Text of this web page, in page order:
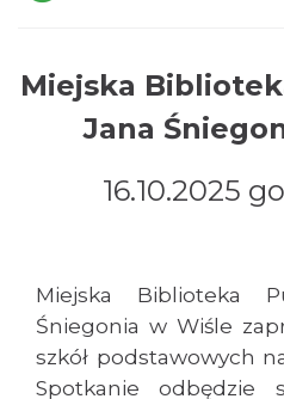
Muzeum Beskidzkim
Miejska
Jana
16.10.2025
Miejska Biblioteka
Śniegonia w Wiśle
szkół podstawowych
Spotkanie odbędzie